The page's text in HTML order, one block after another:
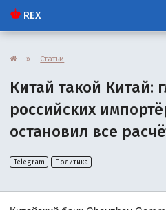
REX
» Статьи
Китай такой Китай:
российских
остановил все
Telegram Политика